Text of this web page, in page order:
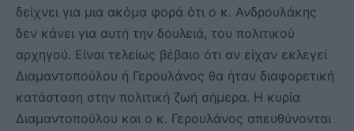
δείχνει για μια ακόμα φορά ότι ο κ. Ανδρουλάκης
δεν κάνει για αυτή την δουλειά, του πολιτικού
αρχηγού. Είναι τελείως βέβαιο ότι αν είχαν εκλεγεί
Διαμαντοπούλου ή Γερουλάνος θα ήταν διαφορετική
κατάσταση στην πολιτική ζωή σήμερα. Η κυρία
Διαμαντοπούλου και ο κ. Γερουλάνος απευθύνονται